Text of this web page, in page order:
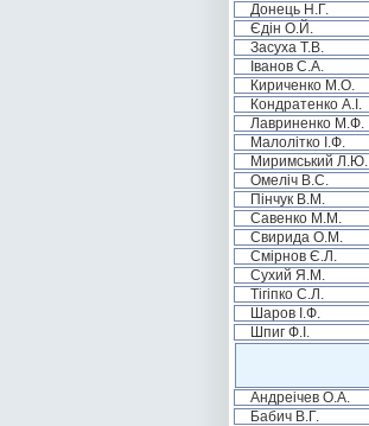
Донець Н.Г.
Єдін О.Й.
Засуха Т.В.
Іванов С.А.
Кириченко М.О.
Кондратенко А.І.
Лавриненко М.Ф.
Малолітко І.Ф.
Миримський Л.Ю.
Омеліч В.С.
Пінчук В.М.
Савенко М.М.
Свирида О.М.
Смірнов Є.Л.
Сухий Я.М.
Тігіпко С.Л.
Шаров І.Ф.
Шпиг Ф.І.
Андреічев О.А.
Бабич В.Г.